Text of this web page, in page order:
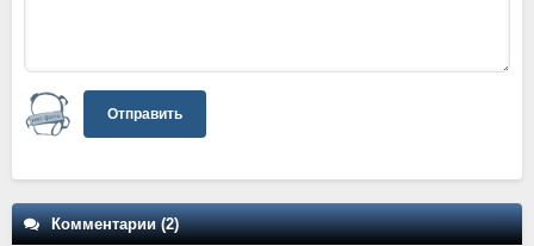
Отправить
Комментарии (2)